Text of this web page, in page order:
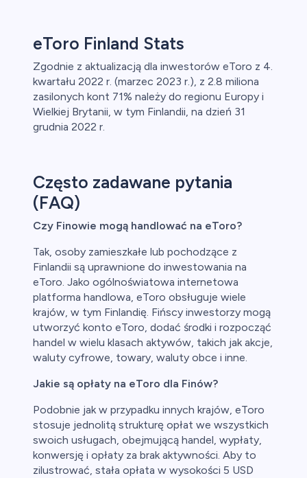
eToro Finland Stats
Zgodnie z aktualizacją dla inwestorów eToro z 4.
kwartału 2022 r. (marzec 2023 r.), z 2.8 miliona
zasilonych kont 71% należy do regionu Europy i
Wielkiej Brytanii, w tym Finlandii, na dzień 31
grudnia 2022 r.
Często zadawane pytania
(FAQ)
Czy Finowie mogą handlować na eToro?
Tak, osoby zamieszkałe lub pochodzące z
Finlandii są uprawnione do inwestowania na
eToro. Jako ogólnoświatowa internetowa
platforma handlowa, eToro obsługuje wiele
krajów, w tym Finlandię. Fińscy inwestorzy mogą
utworzyć konto eToro, dodać środki i rozpocząć
handel w wielu klasach aktywów, takich jak akcje,
waluty cyfrowe, towary, waluty obce i inne.
Jakie są opłaty na eToro dla Finów?
Podobnie jak w przypadku innych krajów, eToro
stosuje jednolitą strukturę opłat we wszystkich
swoich usługach, obejmującą handel, wypłaty,
konwersję i opłaty za brak aktywności. Aby to
zilustrować, stała opłata w wysokości 5 USD